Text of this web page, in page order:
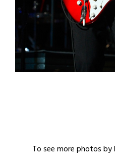
To see more photos by